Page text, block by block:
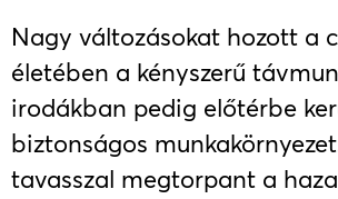
Nagy változásokat hozott a
életében a kényszerű
irodákban pedig előtérbe
biztonságos
tavasszal megtorpant a